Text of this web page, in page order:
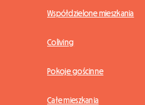
Współdzielone mieszkania
Coliving
Pokoje gościnne
Całe mieszkania